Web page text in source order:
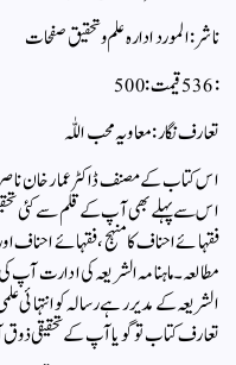
ناشر : المورد ادارہ علم وتحقیق صفحات
: 536قیمت : 500
تعارف نگار : معاویہ محب اللّٰہ
اس کتاب کے مصنف ڈاکٹر عمار خان
اس سے پہلے بھی آپ کے قلم سے کئی
فقہائے احناف کا منہج، فقہائے
مطالعہ۔ ماہنامہ الشریعہ کی ادارت
الشریعہ کے مدیر رہے رسالہ کو انتہائی
تعارف کتاب تو گویا آپ کے تحقیقی